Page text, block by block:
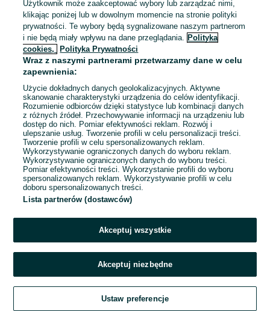
To ogłoszenie nie jest już dostępne
Przejdź na stronę główną
Użytkownik może zaakceptować wybory lub zarządzać nimi,
klikając poniżej lub w dowolnym momencie na stronie polityki
prywatności. Te wybory będą sygnalizowane naszym partnerom
i nie będą miały wpływu na dane przeglądania. Polityka
cookies,
Polityka Prywatności
Wraz z naszymi partnerami przetwarzamy dane w celu
zapewnienia:
Użycie dokładnych danych geolokalizacyjnych. Aktywne
skanowanie charakterystyki urządzenia do celów identyfikacji.
Rozumienie odbiorców dzięki statystyce lub kombinacji danych
z różnych źródeł. Przechowywanie informacji na urządzeniu lub
dostęp do nich. Pomiar efektywności reklam. Rozwój i
ulepszanie usług. Tworzenie profili w celu personalizacji treści.
Tworzenie profili w celu spersonalizowanych reklam.
Wykorzystywanie ograniczonych danych do wyboru reklam.
Wykorzystywanie ograniczonych danych do wyboru treści.
Pomiar efektywności treści. Wykorzystanie profili do wyboru
spersonalizowanych reklam. Wykorzystywanie profili w celu
doboru spersonalizowanych treści.
Lista partnerów (dostawców)
Akceptuj wszystkie
Akceptuj niezbędne
Ustaw preferencje